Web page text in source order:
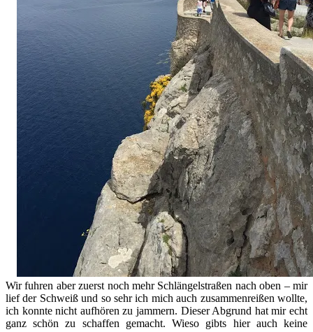
Wir fuhren aber zuerst noch mehr Schlängelstraßen nach oben – mir
lief der Schweiß und so sehr ich mich auch zusammenreißen wollte,
ich konnte nicht aufhören zu jammern. Dieser Abgrund hat mir echt
ganz schön zu schaffen gemacht. Wieso gibts hier auch keine